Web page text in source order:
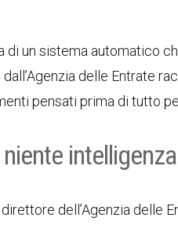
di un sistema automatico
delle Entrate
pensati prima di tutto
direttore dell’Agenzia delle